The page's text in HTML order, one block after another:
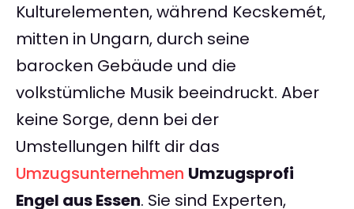
Kulturelementen, während Kecskemét,
mitten in Ungarn, durch seine
barocken Gebäude und die
volkstümliche Musik beeindruckt. Aber
keine Sorge, denn bei der
Umstellungen hilft dir das
Umzugsunternehmen Umzugsprofi
Engel aus Essen. Sie sind Experten,